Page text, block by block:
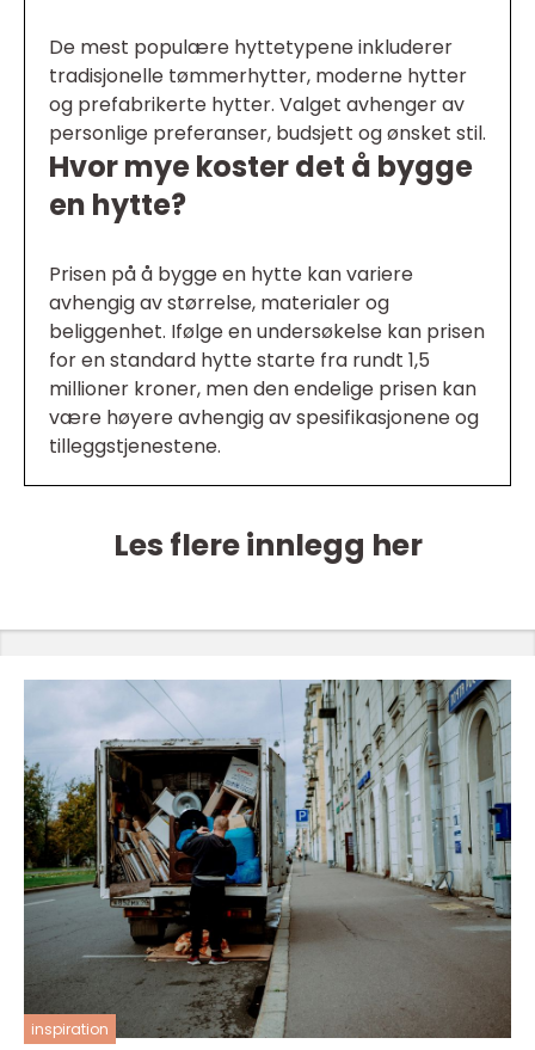
De mest populære hyttetypene inkluderer
tradisjonelle tømmerhytter, moderne hytter
og prefabrikerte hytter. Valget avhenger av
personlige preferanser, budsjett og ønsket stil.
Hvor mye koster det å bygge
en hytte?
Prisen på å bygge en hytte kan variere
avhengig av størrelse, materialer og
beliggenhet. Ifølge en undersøkelse kan prisen
for en standard hytte starte fra rundt 1,5
millioner kroner, men den endelige prisen kan
være høyere avhengig av spesifikasjonene og
tilleggstjenestene.
Les flere innlegg her
inspiration